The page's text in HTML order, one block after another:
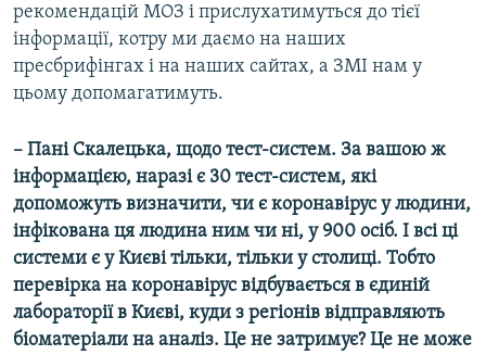
рекомендацій МОЗ і прислухатимуться до тієї
інформації, котру ми даємо на наших
пресбрифінгах і на наших сайтах, а ЗМІ нам у
цьому допомагатимуть.
– Пані Скалецька, щодо тест-систем. За вашою ж
інформацією, наразі є 30 тест-систем, які
допоможуть визначити, чи є коронавірус у людини,
інфікована ця людина ним чи ні, у 900 осіб. І всі ці
системи є у Києві тільки, тільки у столиці. Тобто
перевірка на коронавірус відбувається в єдиній
лабораторії в Києві, куди з регіонів відправляють
біоматеріали на аналіз. Це не затримує? Це не може